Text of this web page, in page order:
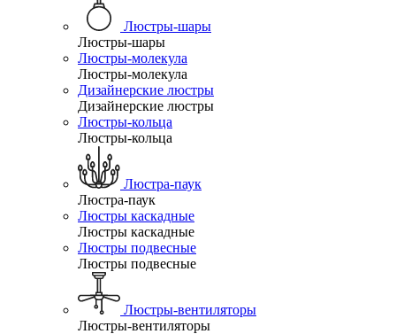
Люстры-шары
Люстры-шары
Люстры-молекула
Люстры-молекула
Дизайнерские люстры
Дизайнерские люстры
Люстры-кольца
Люстры-кольца
Люстра-паук
Люстра-паук
Люстры каскадные
Люстры каскадные
Люстры подвесные
Люстры подвесные
Люстры-вентиляторы
Люстры-вентиляторы